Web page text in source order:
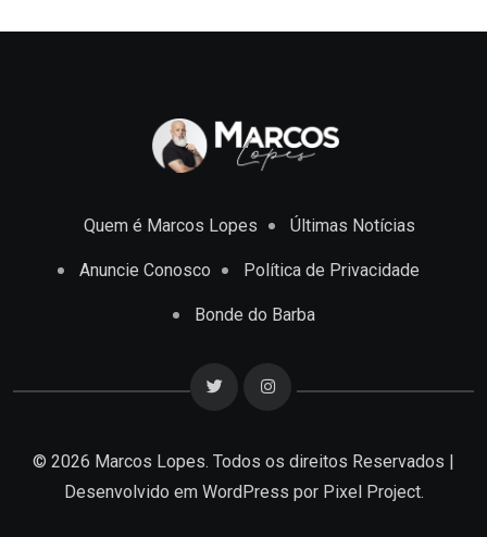
Quem é Marcos Lopes Últimas Notícias
Anuncie Conosco Política de Privacidade
Bonde do Barba
© 2026 Marcos Lopes. Todos os direitos Reservados |
Desenvolvido em WordPress por Pixel Project.